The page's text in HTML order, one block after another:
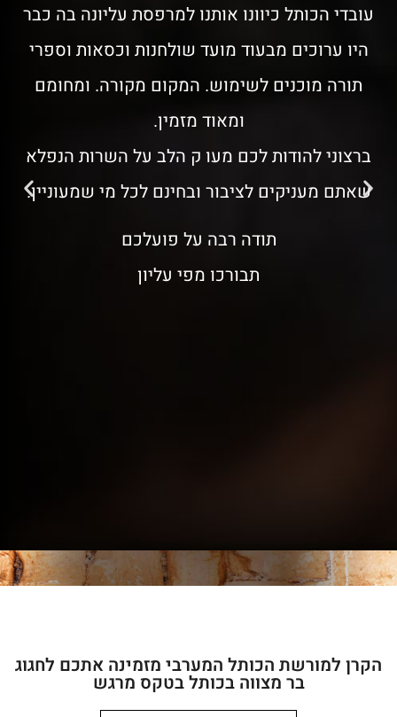
עובדי הכותל כיוונו אותנו למרפסת עליונה בה כבר
היו ערוכים מבעוד מועד שולחנות וכסאות וספרי
תורה מוכנים לשימוש. המקום מקורה. ומחומם
ומאוד מזמין.
ברצוני להודות לכם מעו ק הלב על השרות הנפלא
שאתם מעניקים לציבור ובחינם לכל מי שמעוניין.
תודה רבה על פועלכם
תבורכו מפי עליון
הקרן למורשת הכותל המערבי מזמינה אתכם לחגוג
בר מצווה בכותל בטקס מרגש